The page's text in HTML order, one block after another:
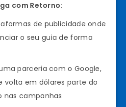
com Retorno:
de publicidade onde
o seu guia de forma
parceria com o Google,
volta em dólares parte do
nas campanhas